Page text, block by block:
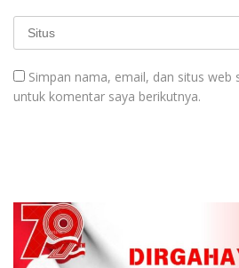
Simpan nama, email, dan situs web
untuk komentar saya berikutnya.